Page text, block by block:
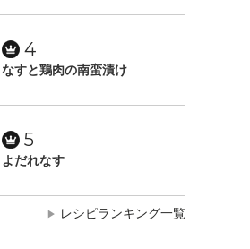
4
なすと鶏肉の南蛮漬け
5
よだれなす
▶ レシピランキング一覧